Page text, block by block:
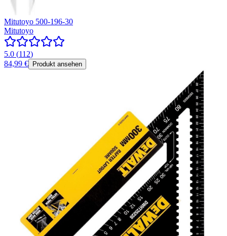
Mitutoyo 500-196-30
Mitutoyo
5.0 (112)
84,99 €
Produkt ansehen